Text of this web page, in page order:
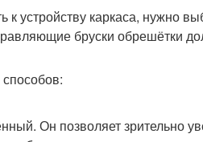
к устройству каркаса, нужно
бруски обрешётки
Он позволяет зрительно